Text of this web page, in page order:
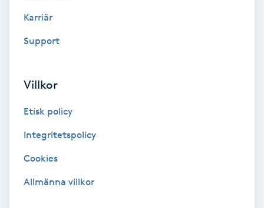
Faceliftmassage
Fettreducering
Fibromassage
Fillers
Fotmassage
Karriär
Support
Villkor
Etisk policy
Integritetspolicy
Cookies
Allmänna villkor